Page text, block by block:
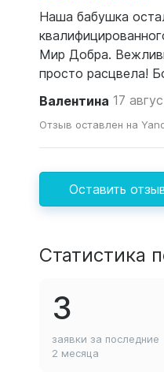
Наша бабушка
Мир Добра.
просто расцвела!
​Валентина 17
Отзыв оставлен на
Оставить
Статистика
3
заявки за последние
2 месяца